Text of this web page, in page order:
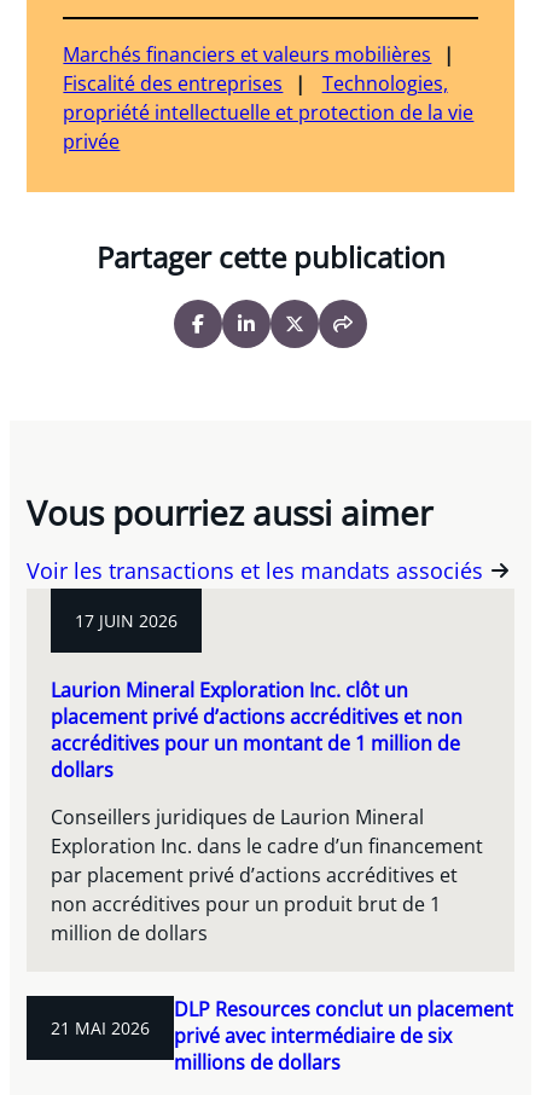
Marchés financiers et valeurs mobilières
Fiscalité des entreprises
Technologies,
propriété intellectuelle et protection de la vie
privée
Partager cette publication
Vous pourriez aussi aimer
Voir les transactions et les mandats associés
17 JUIN 2026
Laurion Mineral Exploration Inc. clôt un
placement privé d’actions accréditives et non
accréditives pour un montant de 1 million de
dollars
Conseillers juridiques de Laurion Mineral
Exploration Inc. dans le cadre d’un financement
par placement privé d’actions accréditives et
non accréditives pour un produit brut de 1
million de dollars
21 MAI 2026
DLP Resources conclut un placement
privé avec intermédiaire de six
millions de dollars